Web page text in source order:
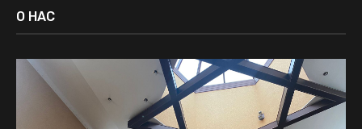
О НАС